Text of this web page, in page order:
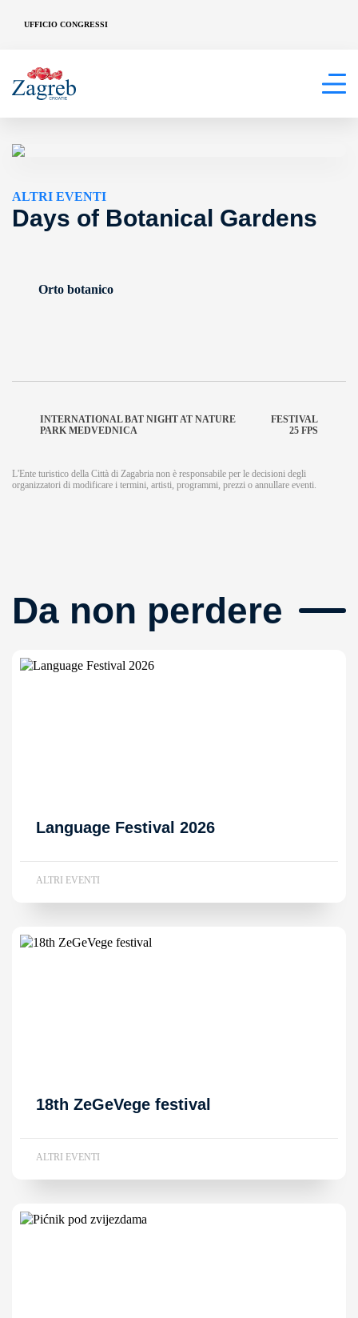
UFFICIO CONGRESSI
ALTRI EVENTI
Days of Botanical Gardens
Orto botanico
INTERNATIONAL BAT NIGHT AT NATURE
PARK MEDVEDNICA
FESTIVAL
25 FPS
L'Ente turistico della Città di Zagabria non è responsabile per le decisioni degli
organizzatori di modificare i termini, artisti, programmi, prezzi o annullare eventi.
Da non perdere
Language Festival 2026
ALTRI EVENTI
18th ZeGeVege festival
ALTRI EVENTI